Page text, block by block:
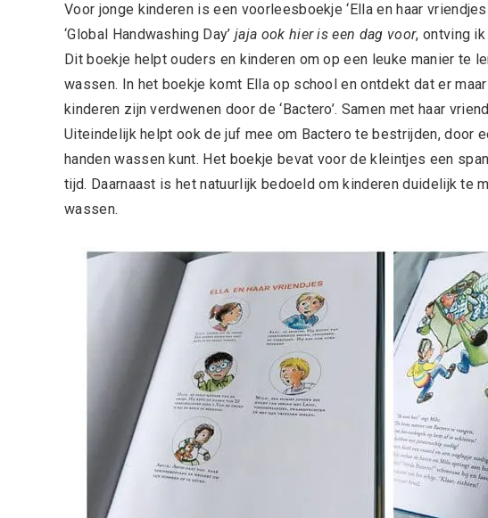
Voor jonge kinderen is een voorleesboekje ‘Ella en haar
‘Global Handwashing Day’jaja ook hier is een dag voor, ontving
Dit boekje helpt ouders en kinderen om op een leuke manier te
wassen. In het boekje komt Ella op school en ontdekt dat er
kinderen zijn verdwenen door de ‘Bactero’. Samen met haar
Uiteindelijk helpt ook de juf mee om Bactero te bestrijden, door
handen wassen kunt. Het boekje bevat voor de kleintjes een
tijd. Daarnaast is het natuurlijk bedoeld om kinderen duidelijk te
wassen.